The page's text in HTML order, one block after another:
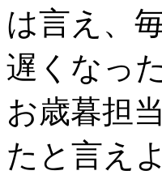
は言え、
遅くなっ
お歳暮担
たと言え